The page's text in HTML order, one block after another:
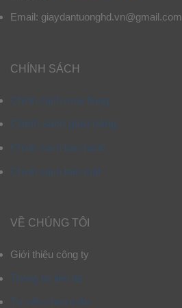
Email: giaydantuonghd.vn@gmail.com
CHÍNH SÁCH
Chính sách mua hàng
Chính sách giao hàng
Chính sách bảo hành
Chính sách bảo mật
VỀ CHÚNG TÔI
Giới thiệu công ty
Thông tin liên hệ
Tư vấn chọn mẫu